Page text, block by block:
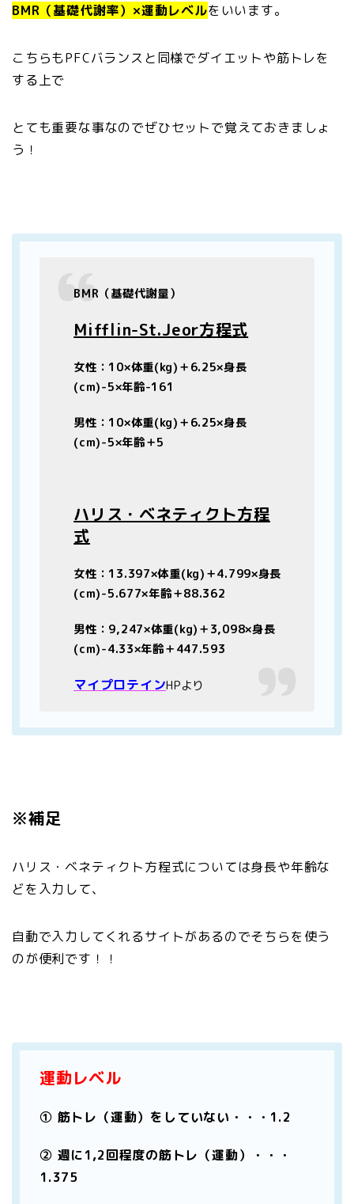
BMR（基礎代謝率）×運動レベルをいいます。
こちらもPFCバランスと同様でダイエットや筋トレを
する上で
とても重要な事なのでぜひセットで覚えておきましょ
う！
BMR（基礎代謝量）
Mifflin-St.Jeor方程式
女性：10×体重(kg)＋6.25×身長
(cm)-5×年齢-161
男性：10×体重(kg)＋6.25×身長
(cm)-5×年齢＋5
ハリス・ベネティクト方程
式
女性：13.397×体重(kg)＋4.799×身長
(cm)-5.677×年齢＋88.362
男性：9,247×体重(kg)＋3,098×身長
(cm)-4.33×年齢＋447.593
マイプロテインHPより
※補足
ハリス・ベネティクト方程式については身長や年齢な
どを入力して、
自動で入力してくれるサイトがあるのでそちらを使う
のが便利です！！
運動レベル
① 筋トレ（運動）をしていない・・・1.2
② 週に1,2回程度の筋トレ（運動）・・・
1.375